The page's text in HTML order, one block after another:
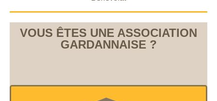
VOUS ÊTES UNE ASSOCIATION
GARDANNAISE ?